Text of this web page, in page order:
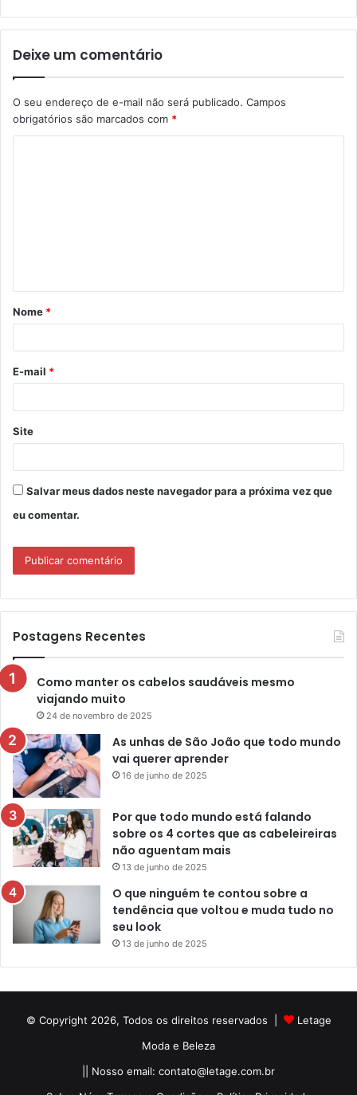
Deixe um comentário
O seu endereço de e-mail não será publicado. Campos
obrigatórios são marcados com *
á
r
*
Nome *
E-mail *
Site
Salvar meus dados neste navegador para a próxima vez que
eu comentar.
Postagens Recentes
Como manter os cabelos saudáveis mesmo
viajando muito
24 de novembro de 2025
As unhas de São João que todo mundo
vai querer aprender
16 de junho de 2025
Por que todo mundo está falando
sobre os 4 cortes que as cabeleireiras
não aguentam mais
13 de junho de 2025
O que ninguém te contou sobre a
tendência que voltou e muda tudo no
seu look
13 de junho de 2025
© Copyright 2026, Todos os direitos reservados |
Letage
Moda e Beleza
|| Nosso email: contato@letage.com.br